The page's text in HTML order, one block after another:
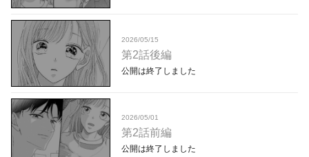
2026/05/15
第2話後編
公開は終了しました
2026/05/01
第2話前編
公開は終了しました